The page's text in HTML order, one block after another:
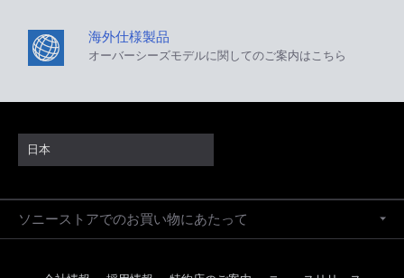
海外仕様製品
オーバーシーズモデルに関してのご案内はこちら
日本
ソニーストアでのお買い物にあたって